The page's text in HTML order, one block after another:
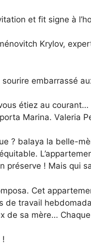
et fit signe à
Krylov,
embarrassé
étiez au courant…
Marina. Valeria
? balaya la belle-
préserve ! Mais qui
Cet
de travail
de sa mère…
!